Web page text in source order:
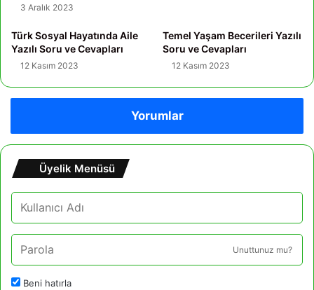
3 Aralık 2023
Türk Sosyal Hayatında Aile
Yazılı Soru ve Cevapları
12 Kasım 2023
Temel Yaşam Becerileri Yazılı
Soru ve Cevapları
12 Kasım 2023
Yorumlar
Üyelik Menüsü
Unuttunuz mu?
Beni hatırla